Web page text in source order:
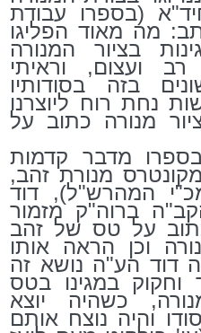
(בספרו עבודת
מה מאוד הפליגו
בציור המנורה
ועצום, וראיתי
בזה בסודותיו
נחת רוח ליוצרנו
מנורה כתוב על
מדבר קדמות
מנורת זהב,
המהרש"ל), דוד
ברוה"ק מזמור
כתוב על טס של זהב
וכן הראה אותו
דוד הע"ה נושא זה
וחקוק במגינו בטס
כשהיה יוצא
והיה נוצח אותם